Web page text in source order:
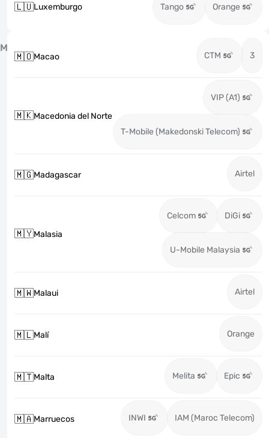
🇱🇺Luxemburgo Tango Orange
M
🇲🇴Macao CTM 3
🇲🇰Macedonia del Norte
VIP (A1)
T-Mobile (Makedonski Telecom)
🇲🇬Madagascar Airtel
🇲🇾Malasia
Celcom DiGi
U-Mobile Malaysia
🇲🇼Malaui Airtel
🇲🇱Malí Orange
🇲🇹Malta Melita Epic
🇲🇦Marruecos INWI IAM (Maroc Telecom)